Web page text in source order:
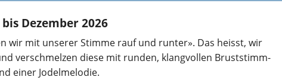
Dezember 2026
wir mit unserer Stimme rauf und runter». Das heisst, wir
verschmelzen diese mit runden, klangvollen Bruststimm-
einer Jodelmelodie.